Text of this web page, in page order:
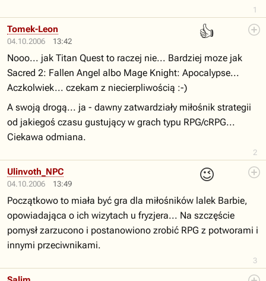
1
04.10.2006 13:42
👍
2
Tomek-Leon
Nooo... jak Titan Quest to raczej nie... Bardziej moze jak
Sacred 2: Fallen Angel albo Mage Knight: Apocalypse...
Aczkolwiek... czekam z niecierpliwością :-)
A swoją drogą... ja - dawny zatwardziały miłośnik strategii
od jakiegoś czasu gustujący w grach typu RPG/cRPG...
Ciekawa odmiana.
04.10.2006 13:49
😉
3
Ulinvoth_NPC
Początkowo to miała być gra dla miłośników lalek Barbie,
opowiadająca o ich wizytach u fryzjera... Na szczęście
pomysł zarzucono i postanowiono zrobić RPG z potworami i
innymi przeciwnikami.